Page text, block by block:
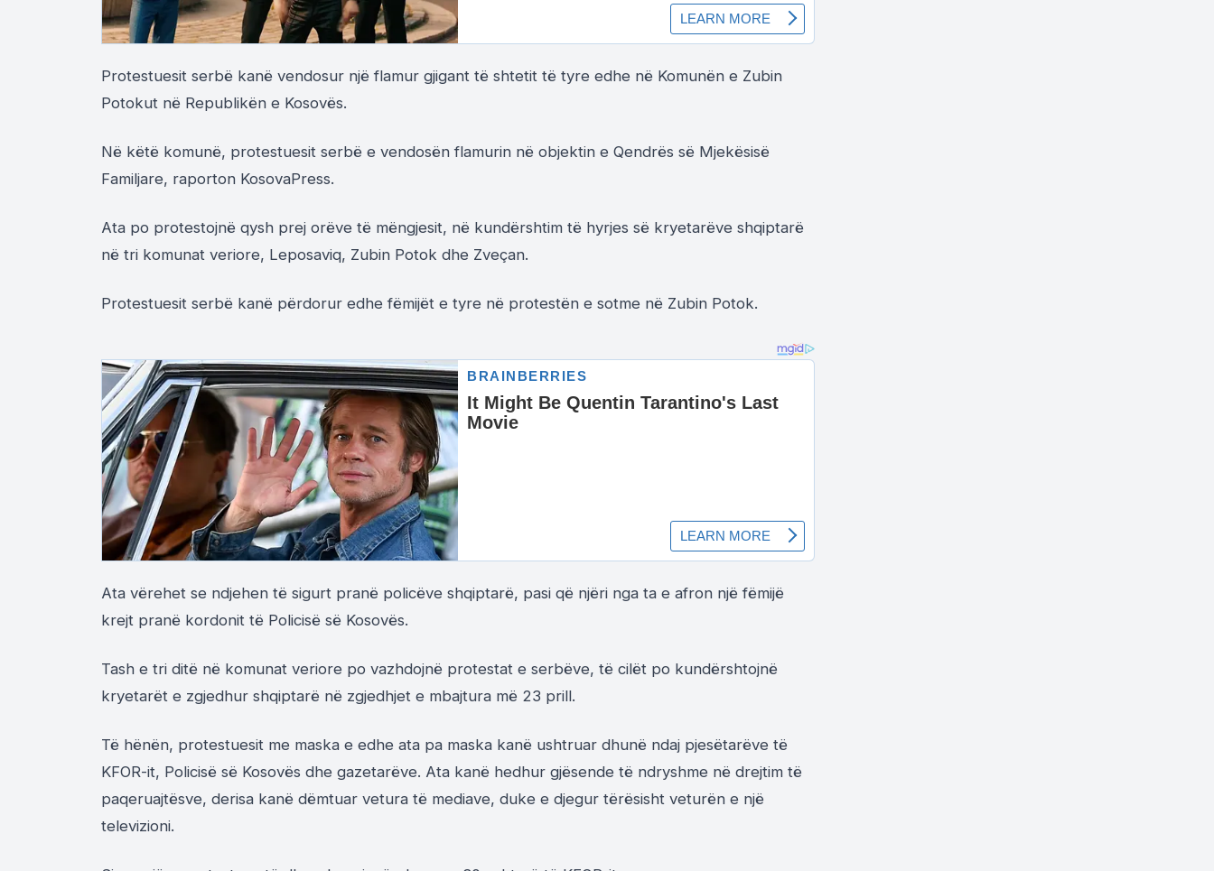
Protestuesit serbë kanë vendosur një flamur gjigant të shtetit të tyre edhe në Komunën e Zubin
Potokut në Republikën e Kosovës.
Në këtë komunë, protestuesit serbë e vendosën flamurin në objektin e Qendrës së Mjekësisë
Familjare, raporton KosovaPress.
Ata po protestojnë qysh prej orëve të mëngjesit, në kundërshtim të hyrjes së kryetarëve shqiptarë
në tri komunat veriore, Leposaviq, Zubin Potok dhe Zveçan.
Protestuesit serbë kanë përdorur edhe fëmijët e tyre në protestën e sotme në Zubin Potok.
Ata vërehet se ndjehen të sigurt pranë policëve shqiptarë, pasi që njëri nga ta e afron një fëmijë
krejt pranë kordonit të Policisë së Kosovës.
Tash e tri ditë në komunat veriore po vazhdojnë protestat e serbëve, të cilët po kundërshtojnë
kryetarët e zgjedhur shqiptarë në zgjedhjet e mbajtura më 23 prill.
Të hënën, protestuesit me maska e edhe ata pa maska kanë ushtruar dhunë ndaj pjesëtarëve të
KFOR-it, Policisë së Kosovës dhe gazetarëve. Ata kanë hedhur gjësende të ndryshme në drejtim të
paqeruajtësve, derisa kanë dëmtuar vetura të mediave, duke e djegur tërësisht veturën e një
televizioni.